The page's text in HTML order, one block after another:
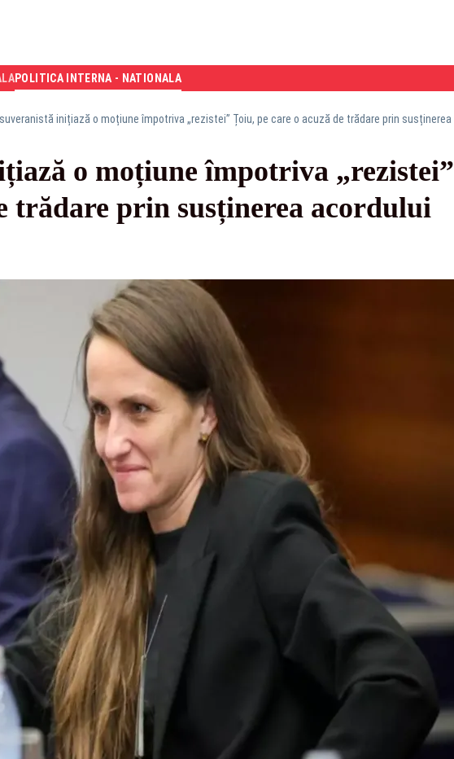
POLITICA INTERNA - NATIONALA
o moțiune împotriva „rezistei”
trădare prin susținerea acordului